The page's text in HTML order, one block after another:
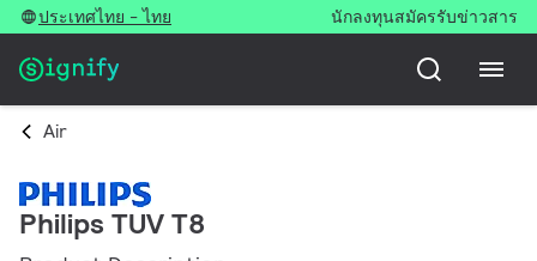
ประเทศไทย - ไทย นักลงทุนสมัครรับข่าวสาร
Air
Philips TUV T8